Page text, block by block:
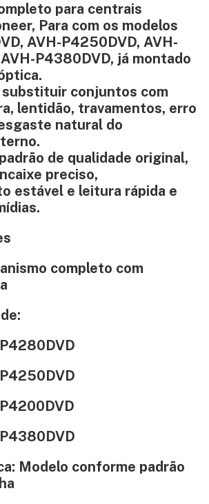
para centrais
Para com os modelos
, AVH-P4250DVD, AVH-
AVH-P4380DVD, já montado
.
substituir conjuntos com
lentidão, travamentos, erro
natural do
de qualidade original,
preciso,
estável e leitura rápida e
completo com
Modelo conforme padrão